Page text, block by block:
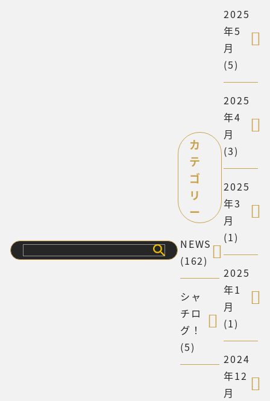
検
カ
テ
ゴ
リ
ー
NEWS
(162)
シャ
チロ
グ！
(5)
2025
年5
月
(5)
2025
年4
月
(3)
2025
年3
月
(1)
2025
年1
月
(1)
2024
年12
月